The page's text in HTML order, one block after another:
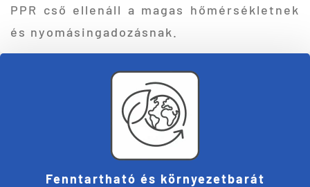
PPR cső ellenáll a magas hőmérsékletnek
és nyomásingadozásnak.
Fenntartható és környezetbarát